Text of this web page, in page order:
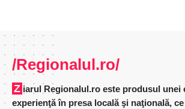
/Regionalul.ro/
Ziarul Regionalul.ro este produsul unei echipe cu
experienţă în presa locală şi naţională,